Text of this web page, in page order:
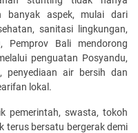
banyak aspek, mulai dari
sanitasi lingkungan,
Pemprov Bali mendorong
penguatan Posyandu,
penyediaan air bersih dan
lokal.
pemerintah, swasta, tokoh
terus bersatu bergerak demi